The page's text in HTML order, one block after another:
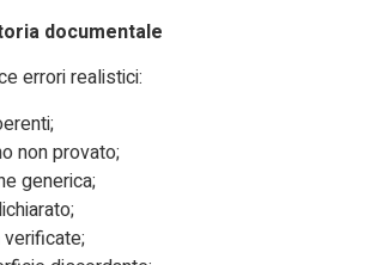
documentale
errori realistici:
non provato;
generica;